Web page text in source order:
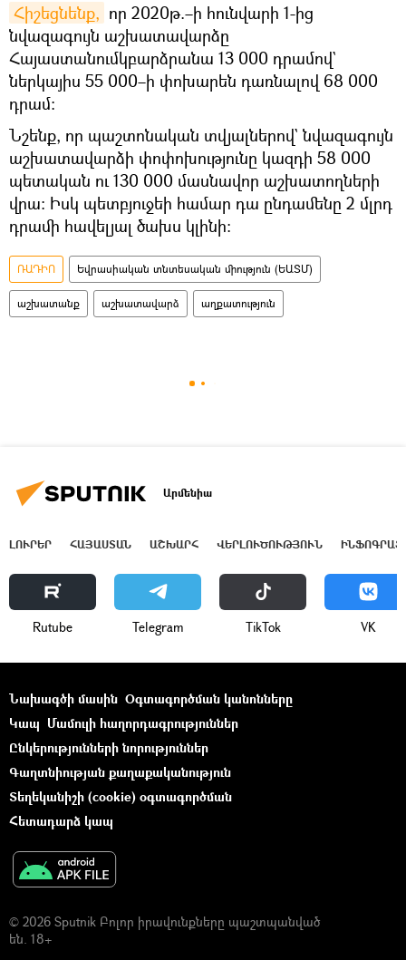
Հիշեցնենք, որ 2020թ.–ի հունվարի 1-ից
նվազագույն աշխատավարձը
Հայաստանումկբարձրանա 13 000 դրամով`
ներկայիս 55 000–ի փոխարեն դառնալով 68 000
դրամ։
Նշենք, որ պաշտոնական տվյալներով` նվազագույն
աշխատավարձի փոփոխությունը կազդի 58 000
պետական ու 130 000 մասնավոր աշխատողների
վրա։ Իսկ պետբյուջեի համար դա ընդամենը 2 մլրդ
դրամի հավելյալ ծախս կլինի։
ՌԱԴԻՈ Եվրասիական տնտեսական միություն (ԵԱՏՄ)
աշխատանք աշխատավարձ աղքատություն
Արմենիա
ԼՈՒՐԵՐ ՀԱՅԱՍՏԱՆ ԱՇԽԱՐՀ ՎԵՐԼՈՒԾՈՒԹՅՈՒՆ
Rutube Telegram ТikТоk VK
Նախագծի մասին Օգտագործման կանոնները
Կապ Մամուլի հաղորդագրություններ
Ընկերությունների նորություններ
Գաղտնիության քաղաքականություն
Տեղեկանիշի (cookie) օգտագործման
Հետադարձ կապ
© 2026 Sputnik Բոլոր իրավունքները պաշտպանված
են. 18+